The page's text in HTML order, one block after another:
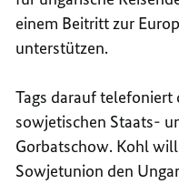
einem Beitritt zur
unterstützen.
Tags darauf
sowjetischen Staats-
Gorbatschow. Kohl
Sowjetunion den